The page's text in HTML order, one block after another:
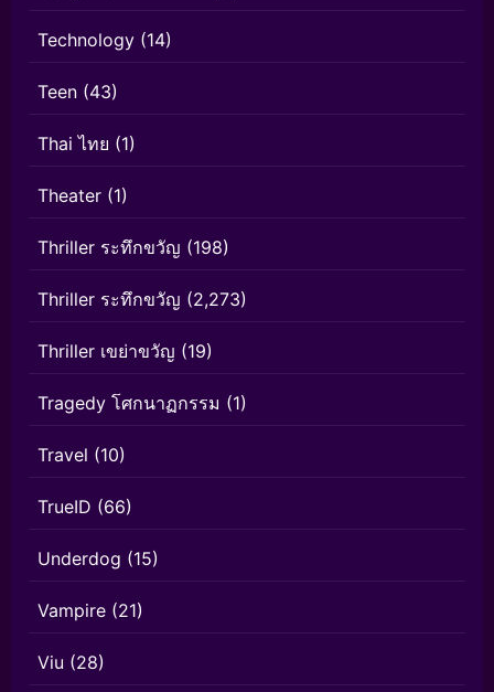
Technology (14)
Teen (43)
Thai ไทย (1)
Theater (1)
Thriller ระทึกขวัญ (198)
Thriller ระทึกขวัญ (2,273)
Thriller เขย่าขวัญ (19)
Tragedy โศกนาฏกรรม (1)
Travel (10)
TrueID (66)
Underdog (15)
Vampire (21)
Viu (28)